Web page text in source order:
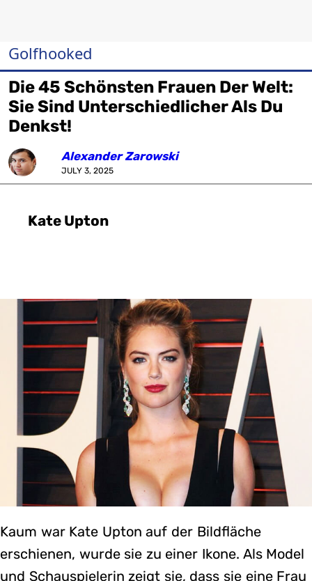
Golfhooked
Die 45 Schönsten Frauen Der Welt:
Sie Sind Unterschiedlicher Als Du
Denkst!
Alexander Zarowski
JULY 3, 2025
Kate Upton
Kaum war Kate Upton auf der Bildfläche
erschienen, wurde sie zu einer Ikone. Als Model
und Schauspielerin zeigt sie, dass sie eine Frau